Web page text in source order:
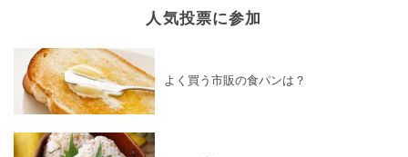
人気投票に参加
よく買う市販の食パンは？